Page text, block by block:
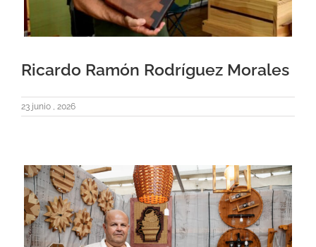
Ricardo Ramón Rodríguez Morales
23 junio , 2026